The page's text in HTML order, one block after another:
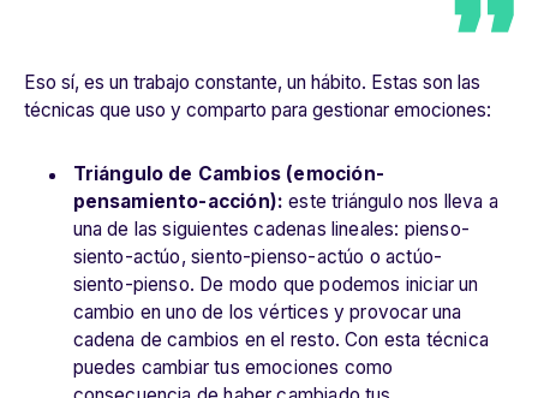
Eso sí, es un trabajo constante, un hábito. Estas son las
técnicas que uso y comparto para gestionar emociones:
Triángulo de Cambios (emoción-
pensamiento-acción): este triángulo nos lleva a
una de las siguientes cadenas lineales: pienso-
siento-actúo, siento-pienso-actúo o actúo-
siento-pienso. De modo que podemos iniciar un
cambio en uno de los vértices y provocar una
cadena de cambios en el resto. Con esta técnica
puedes cambiar tus emociones como